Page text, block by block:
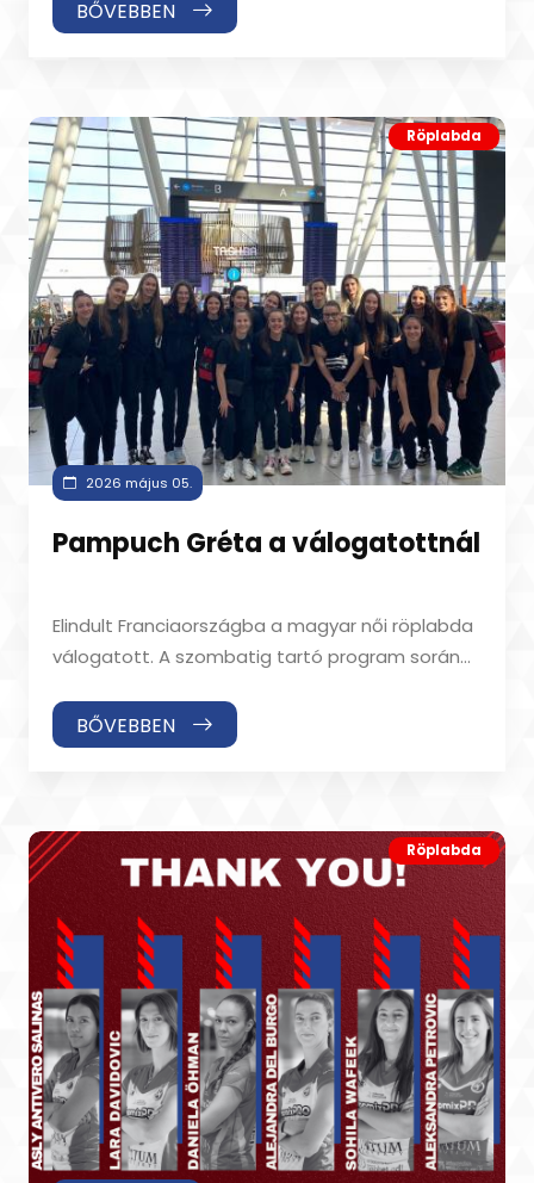
BŐVEBBEN
Röplabda
2026 május 05.
Pampuch Gréta a válogatottnál
Elindult Franciaországba a magyar női röplabda
válogatott. A szombatig tartó program során
BŐVEBBEN
Röplabda